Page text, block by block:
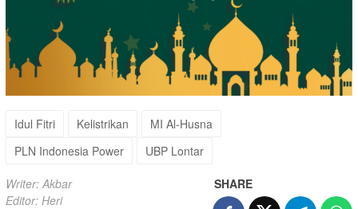
Idul Fitri Kelistrikan
MI Al-Husna
PLN Indonesia Power
UBP Lontar
Writer: Akbar
Editor: Heri
SHARE